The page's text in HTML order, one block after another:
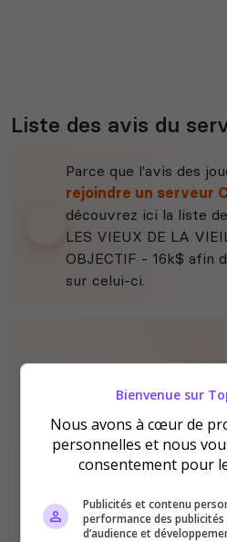
Liste des avis du
Parce que l'avis des
rejoindre un serveur
découvrez ici la liste
LES VIEUX DE LA
OBJECTIF - 16k$ afin
sur celui-ci.
Il n'y a pas encore
Qualité
Ambiance
Bienvenue sur
Nous avons à cœur de
personnelles et nous
consentement pour
Publicités et contenu
performance des
d’audience et